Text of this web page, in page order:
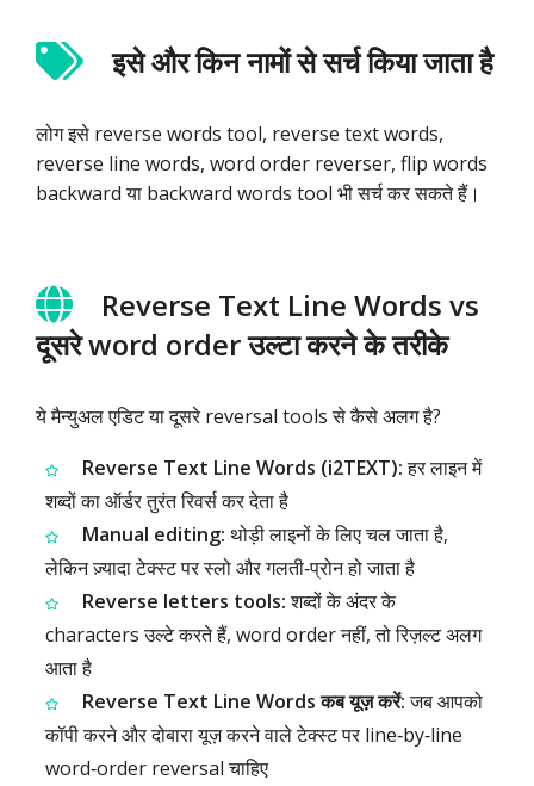
इसे और किन नामों से सर्च किया जाता है
लोग इसे reverse words tool, reverse text words,
reverse line words, word order reverser, flip words
backward या backward words tool भी सर्च कर सकते हैं।
Reverse Text Line Words vs
दूसरे word order उल्टा करने के तरीके
ये मैन्युअल एडिट या दूसरे reversal tools से कैसे अलग है?
Reverse Text Line Words (i2TEXT):हर लाइन में
शब्दों का ऑर्डर तुरंत रिवर्स कर देता है
Manual editing: थोड़ी लाइनों के लिए चल जाता है,
लेकिन ज़्यादा टेक्स्ट पर स्लो और गलती‑प्रोन हो जाता है
Reverse letters tools:शब्दों के अंदर के
characters उल्टे करते हैं, word order नहीं, तो रिज़ल्ट अलग
आता है
Reverse Text Line Words कब यूज़ करें:जब आपको
कॉपी करने और दोबारा यूज़ करने वाले टेक्स्ट पर line‑by‑line
word‑order reversal चाहिए